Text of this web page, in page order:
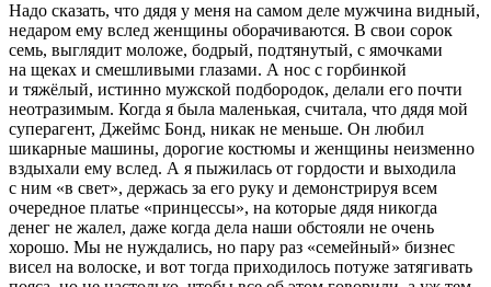
Надо сказать, что дядя у меня на самом деле мужчина видный,
недаром ему вслед женщины оборачиваются. В свои сорок
семь, выглядит моложе, бодрый, подтянутый, с ямочками
на щеках и смешливыми глазами. А нос с горбинкой
и тяжёлый, истинно мужской подбородок, делали его почти
неотразимым. Когда я была маленькая, считала, что дядя мой
суперагент, Джеймс Бонд, никак не меньше. Он любил
шикарные машины, дорогие костюмы и женщины неизменно
вздыхали ему вслед. А я пыжилась от гордости и выходила
с ним «в свет», держась за его руку и демонстрируя всем
очередное платье «принцессы», на которые дядя никогда
денег не жалел, даже когда дела наши обстояли не очень
хорошо. Мы не нуждались, но пару раз «семейный» бизнес
висел на волоске, и вот тогда приходилось потуже затягивать